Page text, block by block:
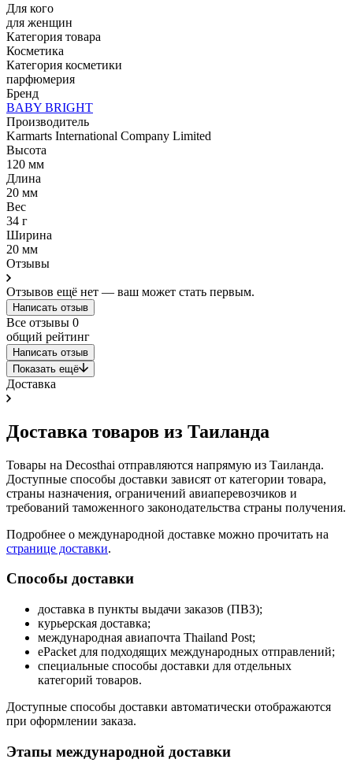
Для кого
для женщин
Категория товара
Косметика
Категория косметики
парфюмерия
Бренд
BABY BRIGHT
Производитель
Karmarts International Company Limited
Высота
120 мм
Длина
20 мм
Вес
34 г
Ширина
20 мм
Отзывы
Отзывов ещё нет — ваш может стать первым.
Написать отзыв
Все отзывы 0
общий рейтинг
Написать отзыв
Показать ещё
Доставка
Доставка товаров из Таиланда
Товары на Decosthai отправляются напрямую из Таиланда.
Доступные способы доставки зависят от категории товара,
страны назначения, ограничений авиаперевозчиков и
требований таможенного законодательства страны получения.
Подробнее о международной доставке можно прочитать на
странице доставки.
Способы доставки
доставка в пункты выдачи заказов (ПВЗ);
курьерская доставка;
международная авиапочта Thailand Post;
ePacket для подходящих международных отправлений;
специальные способы доставки для отдельных
категорий товаров.
Доступные способы доставки автоматически отображаются
при оформлении заказа.
Этапы международной доставки